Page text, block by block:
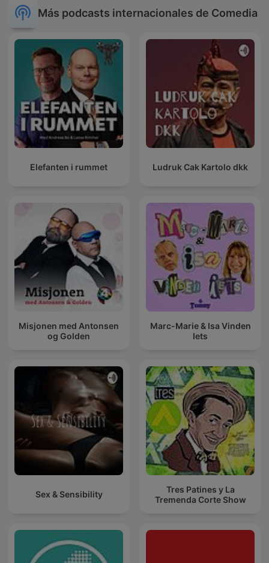
Más podcasts internacionales de Comedia
Elefanten i rummet Ludruk Cak Kartolo dkk
Misjonen med Antonsen
og Golden
Marc-Marie & Isa Vinden
Iets
Sex & Sensibility
Tres Patines y La
Tremenda Corte Show